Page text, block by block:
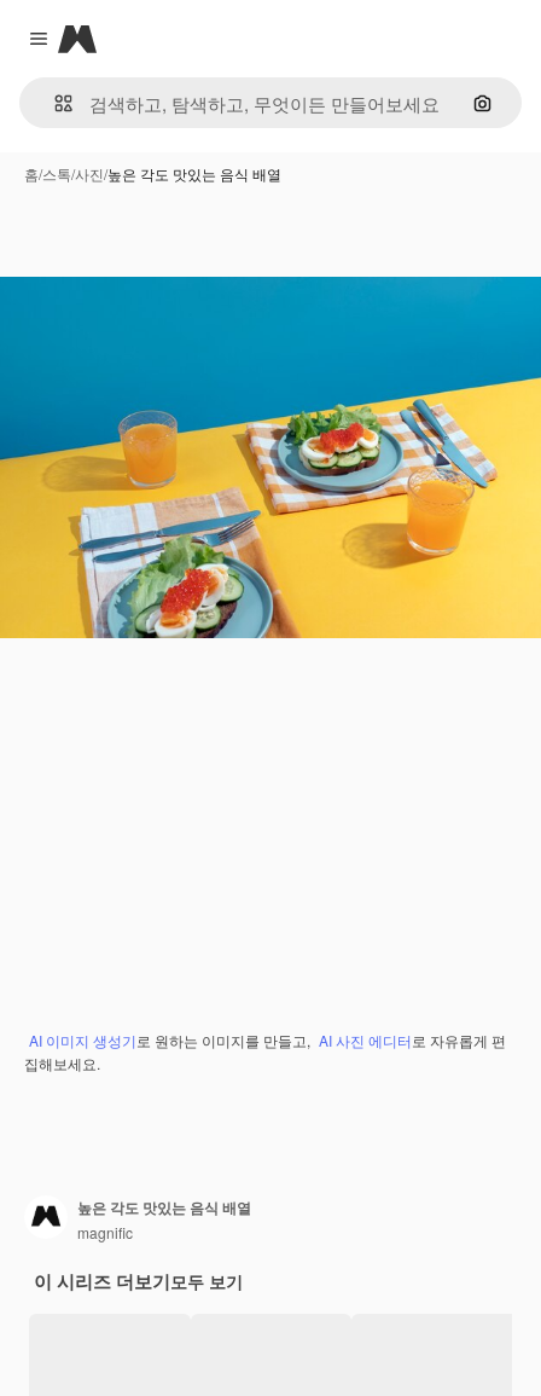
Close menu
Magnific
이미지
홈/스톡/사진/높은 각도 맛있는 음식 배열
AI 이미지 생성기 로 원하는 이미지를 만들고, AI 사진 에디터 로 자유롭게 편
집해보세요.
높은 각도 맛있는 음식 배열
magnific
이 시리즈 더보기모두 보기